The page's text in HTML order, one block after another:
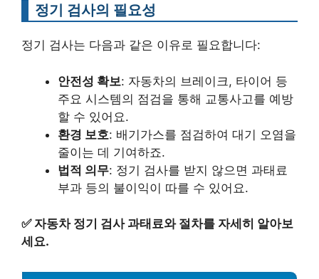
정기 검사의 필요성
정기 검사는 다음과 같은 이유로 필요합니다:
안전성 확보: 자동차의 브레이크, 타이어 등
주요 시스템의 점검을 통해 교통사고를 예방
할 수 있어요.
환경 보호: 배기가스를 점검하여 대기 오염을
줄이는 데 기여하죠.
법적 의무: 정기 검사를 받지 않으면 과태료
부과 등의 불이익이 따를 수 있어요.
✅ 자동차 정기 검사 과태료와 절차를 자세히 알아보
세요.